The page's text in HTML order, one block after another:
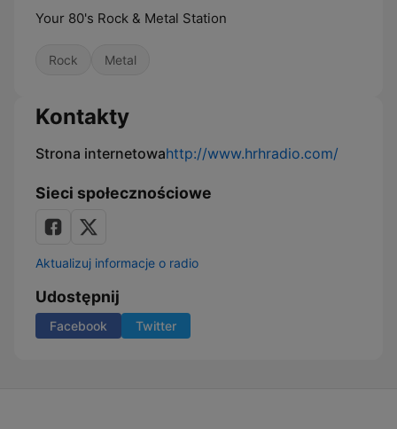
Your 80's Rock & Metal Station
Rock Metal
Kontakty
Strona internetowahttp://www.hrhradio.com/
Sieci społecznościowe
Aktualizuj informacje o radio
Udostępnij
Facebook Twitter